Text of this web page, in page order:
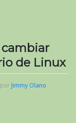
cambiar
de Linux
por Jimmy Olano